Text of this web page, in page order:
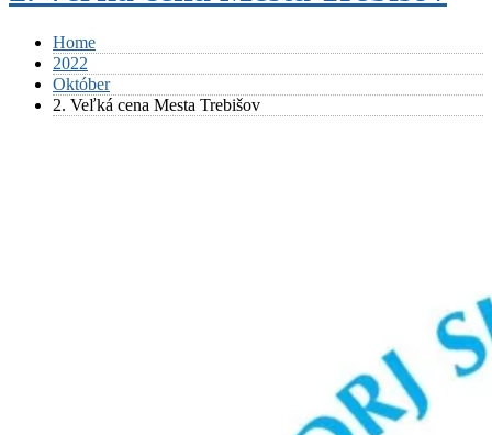
Home
2022
Október
2. Veľká cena Mesta Trebišov